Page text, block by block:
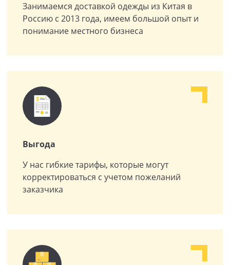
Занимаемся доставкой одежды из Китая в
Россию с 2013 года, имеем большой опыт и
понимание местного бизнеса
Выгода
У нас гибкие тарифы, которые могут
корректироваться с учетом пожеланий
заказчика